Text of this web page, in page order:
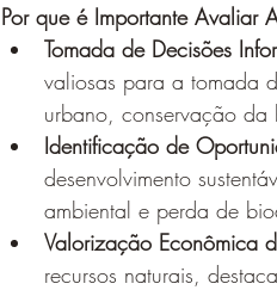
Por que é Importante Avaliar
Tomada de Decisões
valiosas para a tomada
urbano, conservação da
Identificação de
desenvolvimento
ambiental e perda de
Valorização Econômica
recursos naturais,